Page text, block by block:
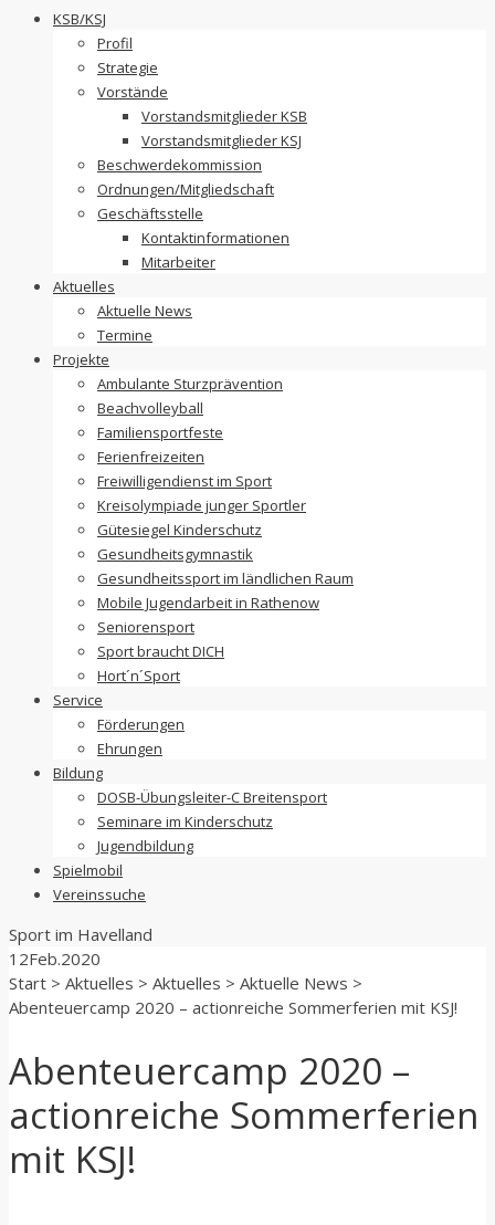
KSB/KSJ
Profil
Strategie
Vorstände
Vorstandsmitglieder KSB
Vorstandsmitglieder KSJ
Beschwerdekommission
Ordnungen/Mitgliedschaft
Geschäftsstelle
Kontaktinformationen
Mitarbeiter
Aktuelles
Aktuelle News
Termine
Projekte
Ambulante Sturzprävention
Beachvolleyball
Familiensportfeste
Ferienfreizeiten
Freiwilligendienst im Sport
Kreisolympiade junger Sportler
Gütesiegel Kinderschutz
Gesundheitsgymnastik
Gesundheitssport im ländlichen Raum
Mobile Jugendarbeit in Rathenow
Seniorensport
Sport braucht DICH
Hort´n´Sport
Service
Förderungen
Ehrungen
Bildung
DOSB-Übungsleiter-C Breitensport
Seminare im Kinderschutz
Jugendbildung
Spielmobil
Vereinssuche
Sport im Havelland
12Feb.2020
Start > Aktuelles > Aktuelles > Aktuelle News >
Abenteuercamp 2020 – actionreiche Sommerferien mit KSJ!
Abenteuercamp 2020 –
actionreiche Sommerferien
mit KSJ!